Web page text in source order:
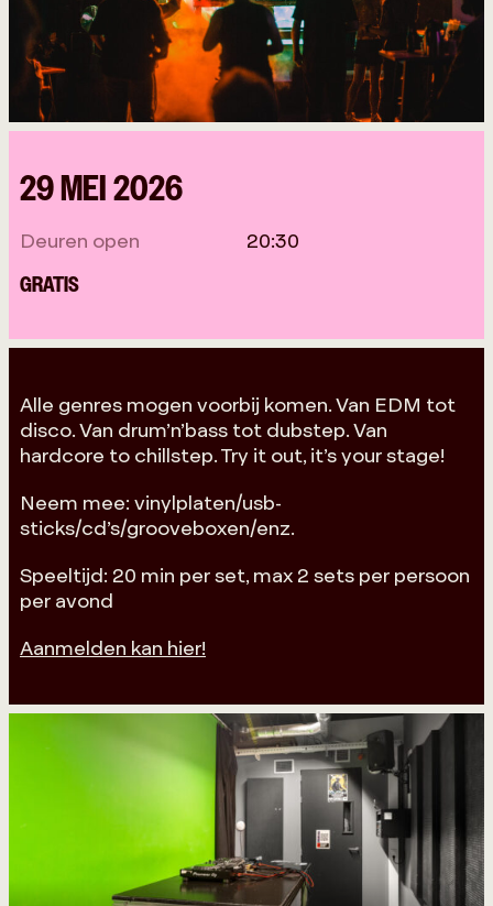
29 MEI 2026
Deuren open 20:30
GRATIS
Alle genres mogen voorbij komen. Van EDM tot
disco. Van drum’n’bass tot dubstep. Van
hardcore to chillstep. Try it out, it’s your stage!
Neem mee: vinylplaten/usb-
sticks/cd’s/grooveboxen/enz.
Speeltijd: 20 min per set, max 2 sets per persoon
per avond
Aanmelden kan hier!